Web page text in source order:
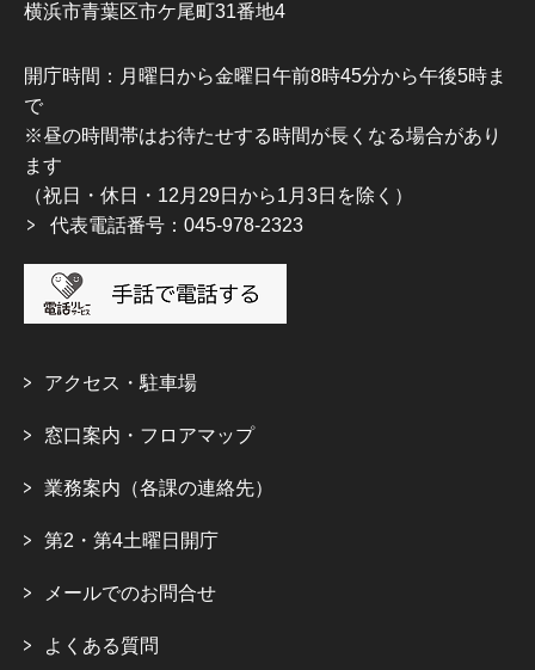
横浜市青葉区市ケ尾町31番地4
開庁時間：月曜日から金曜日午前8時45分から午後5時ま
で
※昼の時間帯はお待たせする時間が長くなる場合があり
ます
（祝日・休日・12月29日から1月3日を除く）
代表電話番号：045-978-2323
アクセス・駐車場
窓口案内・フロアマップ
業務案内（各課の連絡先）
第2・第4土曜日開庁
メールでのお問合せ
よくある質問